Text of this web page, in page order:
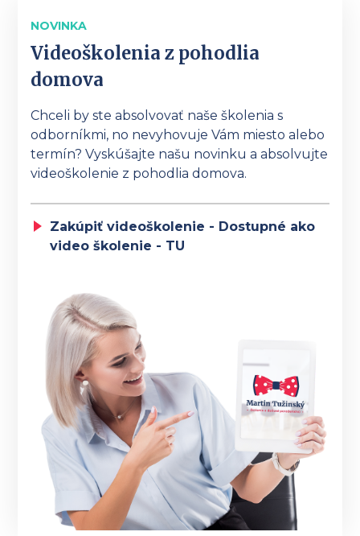
NOVINKA
Videoškolenia z pohodlia
domova
Chceli by ste absolvovať naše školenia s
odborníkmi, no nevyhovuje Vám miesto alebo
termín? Vyskúšajte našu novinku a absolvujte
videoškolenie z pohodlia domova.
Zakúpiť videoškolenie - Dostupné ako
video školenie - TU